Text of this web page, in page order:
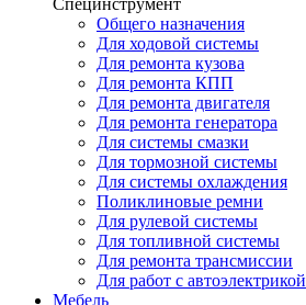
Специнструмент
Общего назначения
Для ходовой системы
Для ремонта кузова
Для ремонта КПП
Для ремонта двигателя
Для ремонта генератора
Для системы смазки
Для тормозной системы
Для системы охлаждения
Поликлиновые ремни
Для рулевой системы
Для топливной системы
Для ремонта трансмиссии
Для работ с автоэлектрикой
Мебель